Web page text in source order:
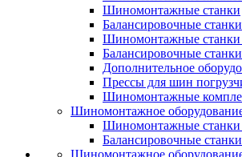
Шиномонтажные станки
Балансировочные станки
Шиномонтажные станки
Балансировочные
Дополнительное
Прессы для шин
Шиномонтажные
Шиномонтажное
Шиномонтажные
Балансировочные
Шиномонтажное